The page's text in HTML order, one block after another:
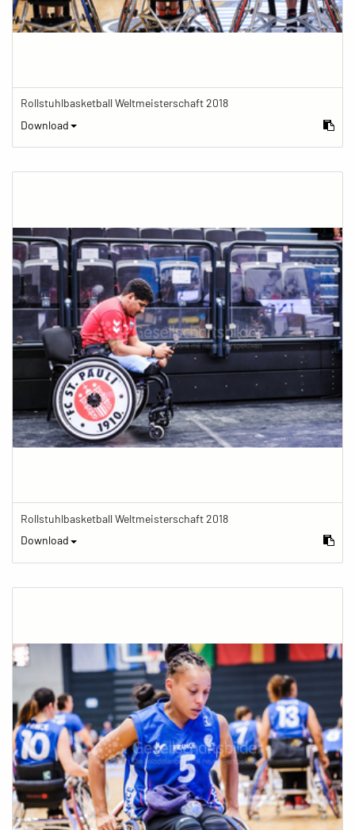
Rollstuhlbasketball Weltmeisterschaft 2018
Download
Rollstuhlbasketball Weltmeisterschaft 2018
Download